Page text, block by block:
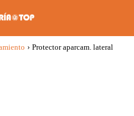
› Protector aparcam. lateral